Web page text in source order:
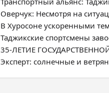
Оверчук: Несмотря на
В Хуросоне ускоренными
Таджикские спортсмены
35-ЛЕТИЕ
Эксперт: солнечные и